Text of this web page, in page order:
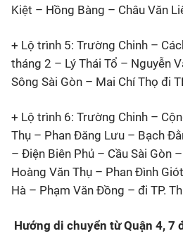
Kiệt – Hồng Bàng – Châu Văn
+ Lộ trình 5: Trường Chinh –
tháng 2 – Lý Thái Tổ – Nguyễn
Sông Sài Gòn – Mai Chí Thọ đi
+ Lộ trình 6: Trường Chinh –
Thụ – Phan Đăng Lưu – Bạch
– Điện Biên Phủ – Cầu Sài Gòn
Hoàng Văn Thụ – Phan Đình
Hà – Phạm Văn Đồng – đi TP.
Hướng di chuyển từ Quận 4, 7